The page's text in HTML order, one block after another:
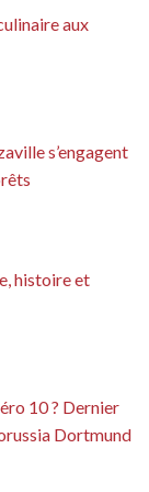
aux
s’engagent
histoire et
10 ? Dernier
Dortmund